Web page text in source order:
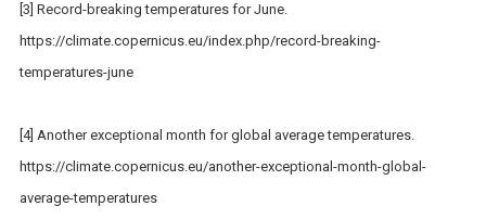
[3] Record-breaking temperatures for June.
https://climate.copernicus.eu/index.php/record-breaking-
temperatures-june
[4] Another exceptional month for global average temperatures.
https://climate.copernicus.eu/another-exceptional-month-global-
average-temperatures